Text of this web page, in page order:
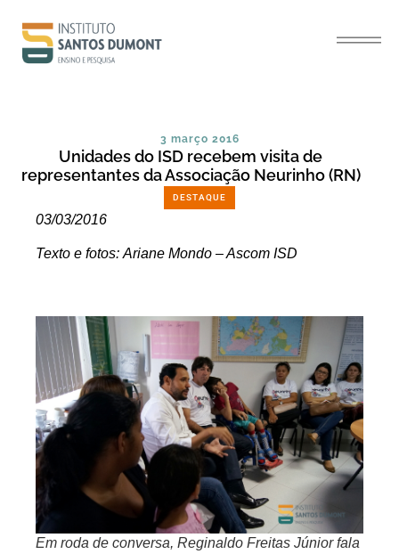
3 março 2016
Unidades do ISD recebem visita de
representantes da Associação Neurinho (RN)
DESTAQUE
03/03/2016
Texto e fotos: Ariane Mondo – Ascom ISD
Em roda de conversa, Reginaldo Freitas Júnior fala